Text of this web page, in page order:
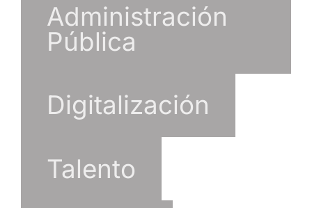
Administración
Pública
Digitalización
Talento